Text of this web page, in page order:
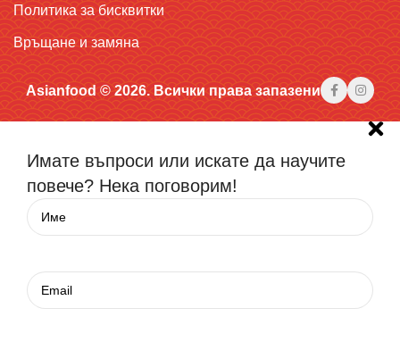
Политика за бисквитки
Връщане и замяна
Asianfood © 2026. Всички права запазени
Имате въпроси или искате да научите
повече? Нека поговорим!